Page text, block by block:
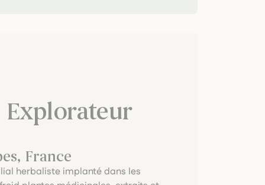
Explorateur
France
herbaliste implanté dans les